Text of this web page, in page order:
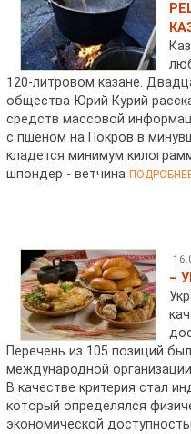
120-литровом казане.
общества Юрий Курий
средств массовой
с пшеном на Покров в
кладется минимум
шпондер - ветчина
–
Перечень из 105 позиций
международной
В качестве критерия стал
который определялся
экономической